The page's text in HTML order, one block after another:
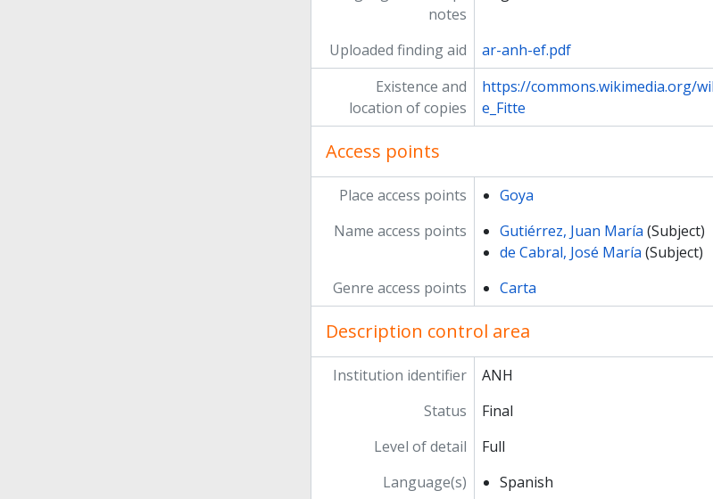
notes
Uploaded finding aid
ar-anh-ef.pdf
Existence and
location of copies
https://commons.wikimedia.org/
e_Fitte
Access points
Place access points
Goya
Name access points
Gutiérrez, Juan María (Subject)
de Cabral, José María (Subject)
Genre access points
Carta
Description control area
Institution identifier
ANH
Status
Final
Level of detail
Full
Language(s)
Spanish